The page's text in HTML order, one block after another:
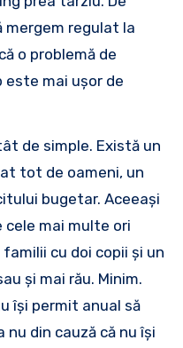
mergem regulat la
o problemă de
mai ușor de
de simple. Există un
tot de oameni, un
bugetar. Aceeași
cele mai multe ori
cu doi copii și un
și mai rău. Minim.
își permit anual să
din cauză că nu își